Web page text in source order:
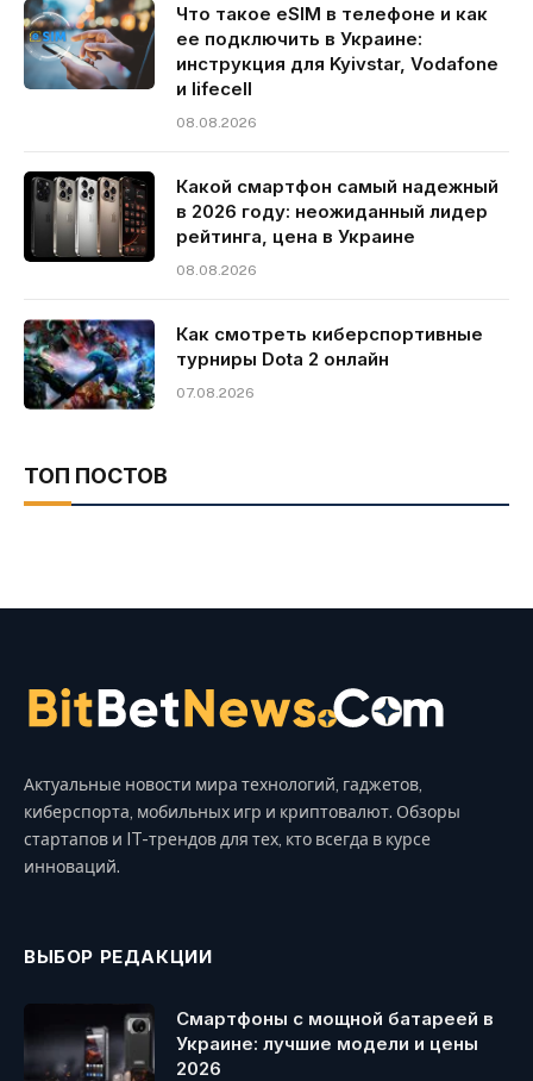
Что такое eSIM в телефоне и как
ее подключить в Украине:
инструкция для Kyivstar, Vodafone
и lifecell
08.08.2026
Какой смартфон самый надежный
в 2026 году: неожиданный лидер
рейтинга, цена в Украине
08.08.2026
Как смотреть киберспортивные
турниры Dota 2 онлайн
07.08.2026
ТОП ПОСТОВ
Актуальные новости мира технологий, гаджетов,
киберспорта, мобильных игр и криптовалют. Обзоры
стартапов и IT-трендов для тех, кто всегда в курсе
инноваций.
ВЫБОР РЕДАКЦИИ
Смартфоны с мощной батареей в
Украине: лучшие модели и цены
2026